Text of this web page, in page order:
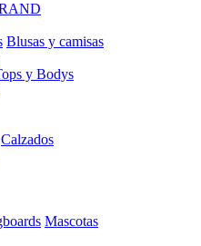
Blusas y camisas
y Bodys
Calzados
Mascotas